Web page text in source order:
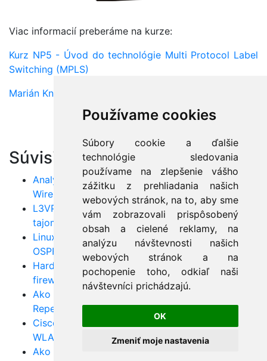
Používame cookies
Súbory cookie a ďalšie
technológie sledovania
používame na zlepšenie vášho
zážitku z prehliadania našich
webových stránok, na to, aby sme
vám zobrazovali prispôsobený
obsah a cielené reklamy, na
analýzu návštevnosti našich
webových stránok a na
pochopenie toho, odkiaľ naši
návštevníci prichádzajú.
OK
Zmeniť moje nastavenia
Viac informacií preberáme na kurze:
Kurz NP5 - Úvod do technológie Multi Protocol Label
Switching (MPLS)
Marián Knězek
Súvisiace články:
Analýza TCP spojenia a detekcia downtime cez
Wireshark
L3VPN a VRF na Cisco: multi‑tenant siete bez
tajomstiev
Linux router od nuly: inštalácia, smerovanie (RIP,
OSPF) a firewall v praxi
Hardening Linuxu: správa sieťových kariet,
firewall a dynamic routing
Ako efektívne plánovať WLAN topológie: Access,
Repeater a Bridge režimy Cisco AP
Cisco Access Point: Krok‑za‑krokom konfigurácia
WLAN siete pre začínajúcich adminov
Ako myslí hacker: ochrana pred ARP, MITM a